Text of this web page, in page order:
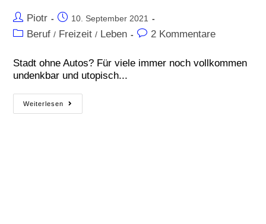
Piotr 10. September 2021
Beruf / Freizeit / Leben 2 Kommentare
Stadt ohne Autos? Für viele immer noch vollkommen
undenkbar und utopisch...
Weiterlesen